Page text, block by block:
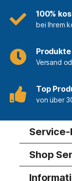
100%
bei Ihrem
Versand
Top
von über
Shop